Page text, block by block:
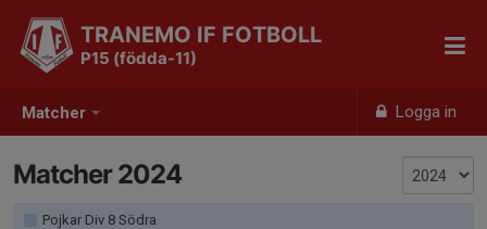
Matcher Logga in
TRANEMO IF FOTBOLL
P15 (födda-11)
Matcher 2024
Pojkar Div 8 Södra